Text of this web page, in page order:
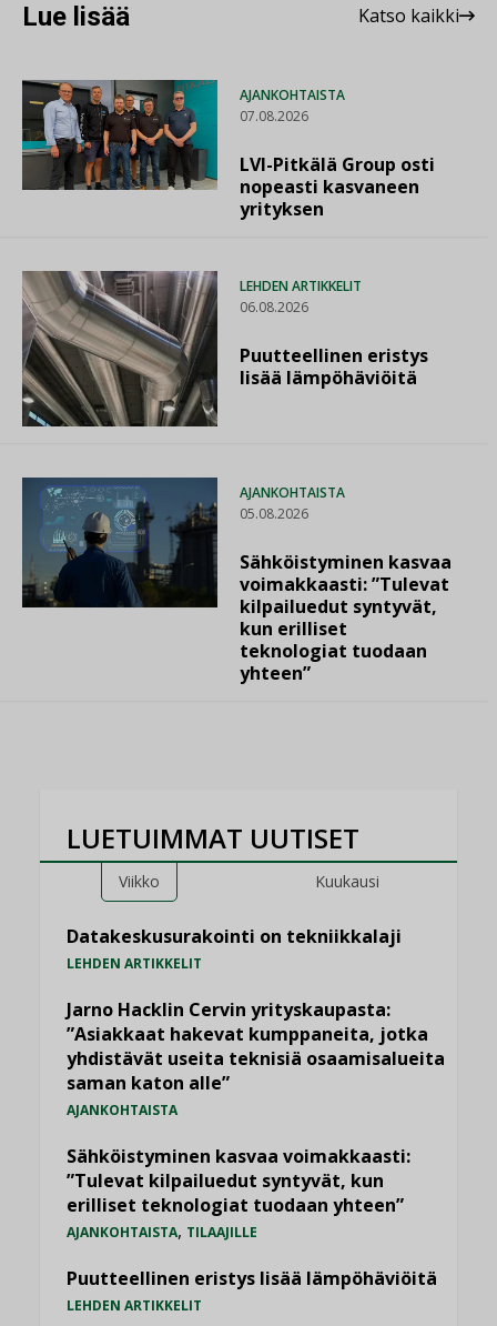
Lue lisää Katso kaikki
AJANKOHTAISTA
07.08.2026
LVI-Pitkälä Group osti
nopeasti kasvaneen
yrityksen
LEHDEN ARTIKKELIT
06.08.2026
Puutteellinen eristys
lisää lämpöhäviöitä
AJANKOHTAISTA
05.08.2026
Sähköistyminen kasvaa
voimakkaasti: ”Tulevat
kilpailuedut syntyvät,
kun erilliset
teknologiat tuodaan
yhteen”
LUETUIMMAT UUTISET
Viikko Kuukausi
Datakeskusurakointi on tekniikkalaji
LEHDEN ARTIKKELIT
Jarno Hacklin Cervin yrityskaupasta:
”Asiakkaat hakevat kumppaneita, jotka
yhdistävät useita teknisiä osaamisalueita
saman katon alle”
AJANKOHTAISTA
Sähköistyminen kasvaa voimakkaasti:
”Tulevat kilpailuedut syntyvät, kun
erilliset teknologiat tuodaan yhteen”
AJANKOHTAISTA, TILAAJILLE
Puutteellinen eristys lisää lämpöhäviöitä
LEHDEN ARTIKKELIT